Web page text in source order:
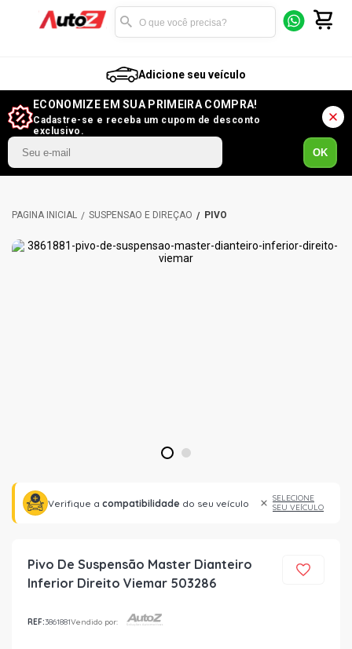
Adicione seu veículo
ECONOMIZE EM SUA PRIMEIRA COMPRA!
Cadastre-se e receba um cupom de desconto
exclusivo.
OK
SUSPENSÃO E DIREÇÃO PIVÔ
1 2
Verifique a compatibilidade do seu veículo
SELECIONE
SEU VEÍCULO
Pivo De Suspensão Master Dianteiro
Inferior Direito Viemar 503286
REF:3861881Vendido por: